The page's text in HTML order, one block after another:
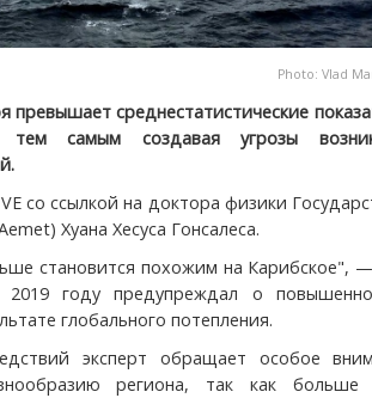
Photo: Vlad
среднестатистические
самым создавая угрозы
со ссылкой на доктора физики
Хуана Хесуса Гонсалеса.
становится похожим на Карибское",
году предупреждал о
глобального потепления.
эксперт обращает особое
региона, так как больше